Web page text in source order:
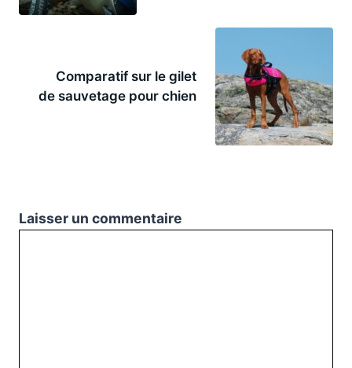
Comparatif sur le gilet
de sauvetage pour chien
Laisser un commentaire